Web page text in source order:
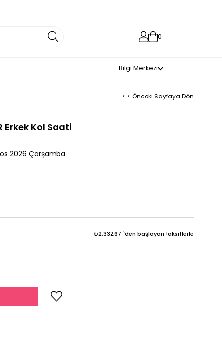
0
Bilgi Merkezi
< < Önceki Sayfaya Dön
Erkek Kol Saati
2026 Çarşamba
₺2.332,67 `den başlayan taksitlerle